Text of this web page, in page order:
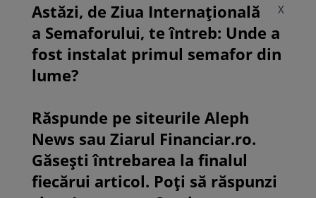
X
Astăzi, de Ziua Internațională
a Semaforului, te întreb: Unde a
fost instalat primul semafor din
lume?
Răspunde pe siteurile Aleph
News sau Ziarul Financiar.ro.
Găsești întrebarea la finalul
fiecărui articol. Poți să răspunzi